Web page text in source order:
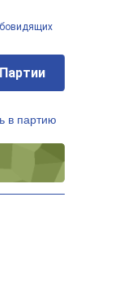
в партию